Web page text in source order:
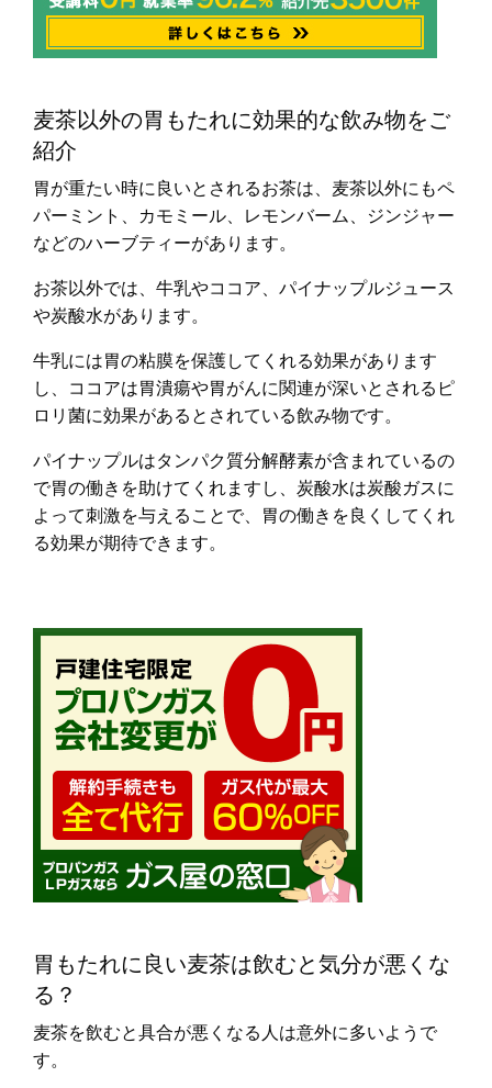
麦茶以外の胃もたれに効果的な飲み物をご
紹介
胃が重たい時に良いとされるお茶は、麦茶以外にもペ
パーミント、カモミール、レモンバーム、ジンジャー
などのハーブティーがあります。
お茶以外では、牛乳やココア、パイナップルジュース
や炭酸水があります。
牛乳には胃の粘膜を保護してくれる効果があります
し、ココアは胃潰瘍や胃がんに関連が深いとされるピ
ロリ菌に効果があるとされている飲み物です。
パイナップルはタンパク質分解酵素が含まれているの
で胃の働きを助けてくれますし、炭酸水は炭酸ガスに
よって刺激を与えることで、胃の働きを良くしてくれ
る効果が期待できます。
胃もたれに良い麦茶は飲むと気分が悪くな
る？
麦茶を飲むと具合が悪くなる人は意外に多いようで
す。